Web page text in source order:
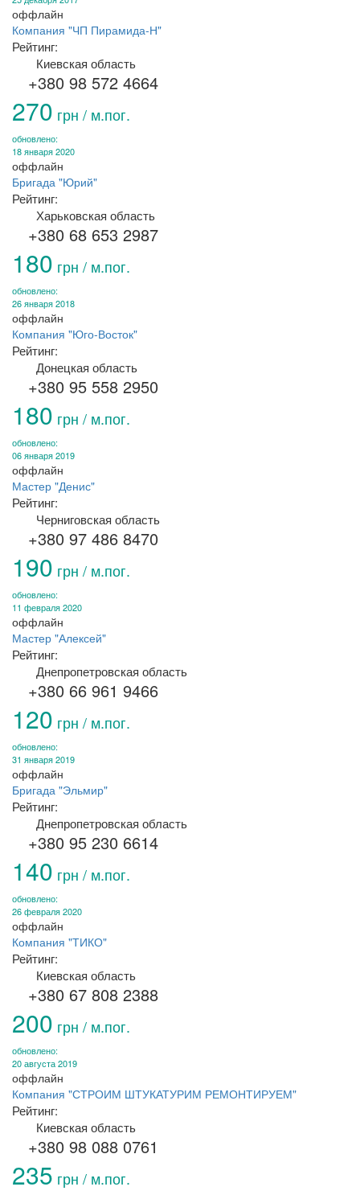
оффлайн
Компания "ЧП Пирамида-Н"
Рейтинг:
Киевская область
+380 98 572 4664
270 грн / м.пог.
обновлено:
18 января 2020
оффлайн
Бригада "Юрий"
Рейтинг:
Харьковская область
+380 68 653 2987
180 грн / м.пог.
обновлено:
26 января 2018
оффлайн
Компания "Юго-Восток"
Рейтинг:
Донецкая область
+380 95 558 2950
180 грн / м.пог.
обновлено:
06 января 2019
оффлайн
Мастер "Денис"
Рейтинг:
Черниговская область
+380 97 486 8470
190 грн / м.пог.
обновлено:
11 февраля 2020
оффлайн
Мастер "Алексей"
Рейтинг:
Днепропетровская область
+380 66 961 9466
120 грн / м.пог.
обновлено:
31 января 2019
оффлайн
Бригада "Эльмир"
Рейтинг:
Днепропетровская область
+380 95 230 6614
140 грн / м.пог.
обновлено:
26 февраля 2020
оффлайн
Компания "ТИКО"
Рейтинг:
Киевская область
+380 67 808 2388
200 грн / м.пог.
обновлено:
20 августа 2019
оффлайн
Компания "СТРОИМ ШТУКАТУРИМ РЕМОНТИРУЕМ"
Рейтинг:
Киевская область
+380 98 088 0761
235 грн / м.пог.